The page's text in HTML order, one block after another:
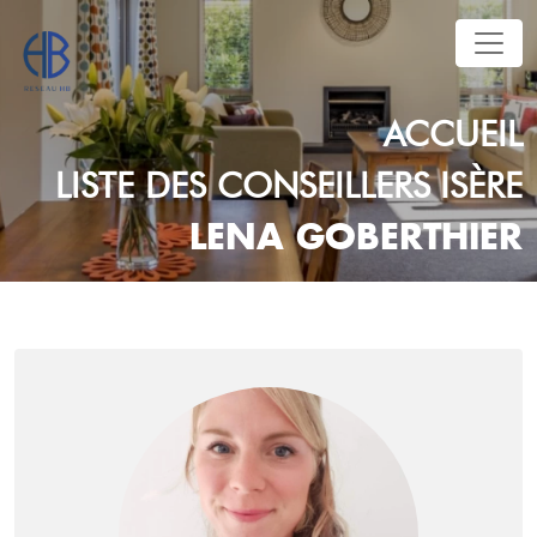
ACCUEIL
LISTE DES CONSEILLERS ISÈRE
LENA GOBERTHIER